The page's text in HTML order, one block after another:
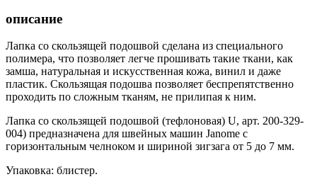
описание
Лапка со скользящей подошвой сделана из специального
полимера, что позволяет легче прошивать такие ткани, как
замша, натуральная и искусственная кожа, винил и даже
пластик. Скользящая подошва позволяет беспрепятственно
проходить по сложным тканям, не прилипая к ним.
Лапка со скользящей подошвой (тефлоновая) U, арт. 200-329-
004) предназначена для швейных машин Janome с
горизонтальным челноком и шириной зигзага от 5 до 7 мм.
Упаковка: блистер.